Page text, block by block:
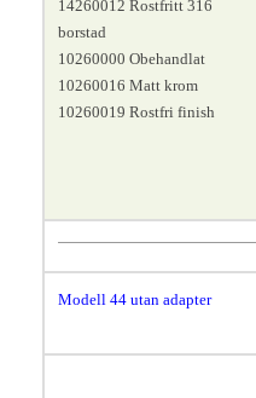
14260012 Rostfritt 316
borstad
10260000 Obehandlat
10260016 Matt krom
10260019 Rostfri finish
Modell 44 utan adapter